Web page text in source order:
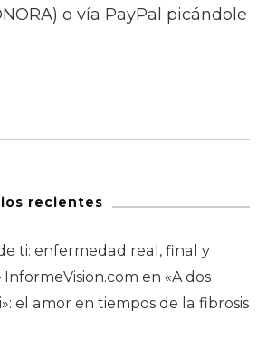
o vía PayPal picándole
recientes
ti: enfermedad real, final y
en «A dos
el amor en tiempos de la fibrosis